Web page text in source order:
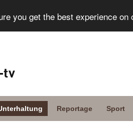
you get the best experience on
Reportage Sport